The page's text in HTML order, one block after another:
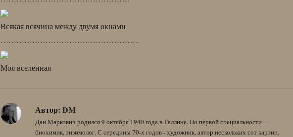
Всякая всячина между двумя окнами
……………………………………………..
Моя вселенная
Автор: DM
Дан Маркович родился 9 октября 1940 года в Таллине. По первой специальности —
биохимик, энзимолог. С середины 70-х годов - художник, автор нескольких сот картин,